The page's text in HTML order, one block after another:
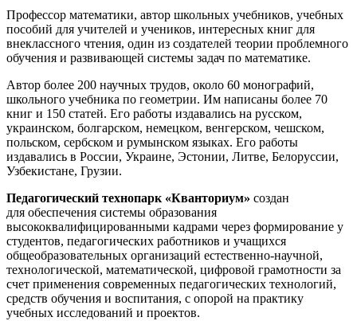
Профессор математики, автор школьных учебников, учебных
пособий для учителей и учеников, интересных книг для
внеклассного чтения, один из создателей теории проблемного
обучения и развивающей системы задач по математике.
Автор более 200 научных трудов, около 60 монографий,
школьного учебника по геометрии. Им написаны более 70
книг и 150 статей. Его работы издавались на русском,
украинском, болгарском, немецком, венгерском, чешском,
польском, сербском и румынском языках. Его работы
издавались в России, Украине, Эстонии, Литве, Белоруссии,
Узбекистане, Грузии.
Педагогический технопарк «Кванториум» создан
для обеспечения системы образования
высококвалифицированными кадрами через формирование у
студентов, педагогических работников и учащихся
общеобразовательных организаций естественно-научной,
технологической, математической, цифровой грамотности за
счет применения современных педагогических технологий,
средств обучения и воспитания, с опорой на практику
учебных исследований и проектов.